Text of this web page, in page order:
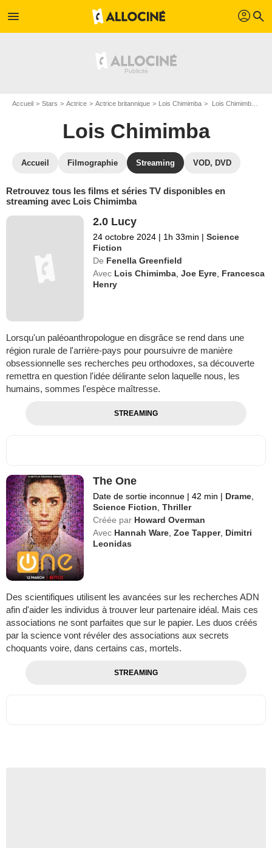
menu profil search
Accueil Stars Actrice Actrice britannique Lois Chimimba Lois Chimimba : Films et séries online
Lois Chimimba
Accueil Filmographie Streaming VOD, DVD
Retrouvez tous les films et séries TV disponibles en
streaming avec Lois Chimimba
2.0 Lucy
24 octobre 2024 | 1h 33min | Science
Fiction
De Fenella Greenfield
Avec Lois Chimimba ,Joe Eyre Francesca
Henry
Lorsqu'un paléoanthropologue en disgrâce se rend dans une
région rurale de l'arrière-pays pour poursuivre de manière
obsessionnelle ses recherches peu orthodoxes, sa découverte
remettra en question l'idée délirante selon laquelle nous, les
humains, sommes l'espèce maîtresse.
STREAMING
The One
Date de sortie inconnue | 42 min | Drame
Science Fiction ,Thriller
Créée par Howard Overman
Avec Hannah Ware ,Zoe Tapper, Dimitri
Leonidas
Des scientifiques utilisent les avancées sur les recherches ADN
afin d'aider les individus à trouver leur partenaire idéal. Mais ces
associations ne sont parfaites que sur le papier. Les duos créés
par la science vont révéler des associations aux secrets
choquants voire, dans certains cas, mortels.
STREAMING